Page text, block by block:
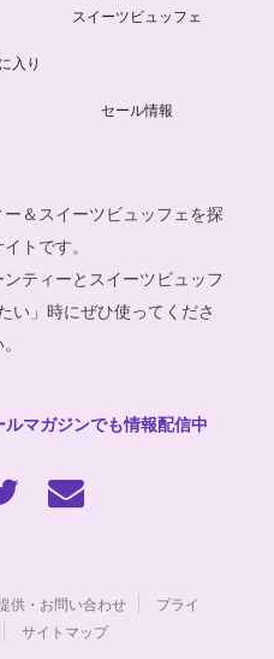
スイーツビュッフェ
入り
セール情報
＆スイーツビュッフェを探
トです。
ティーとスイーツビュッフ
い」時にぜひ使ってくださ
マガジンでも情報配信中
供・お問い合わせ
プライ
サイトマップ